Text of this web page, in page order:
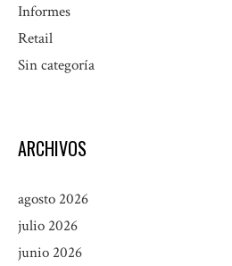
Informes
Retail
Sin categoría
ARCHIVOS
agosto 2026
julio 2026
junio 2026